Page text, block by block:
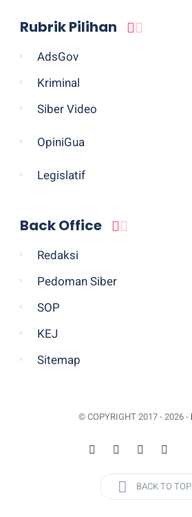
Rubrik Pilihan
AdsGov
Kriminal
Siber Video
OpiniGua
Legislatif
Back Office
Redaksi
Pedoman Siber
SOP
KEJ
Sitemap
© COPYRIGHT 2017 - 2026 -
BACK TO TOP